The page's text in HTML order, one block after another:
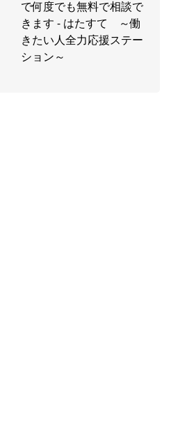
で何度でも無料で相談で
きます - はたすて ～働
きたい人全力応援ステー
ション～